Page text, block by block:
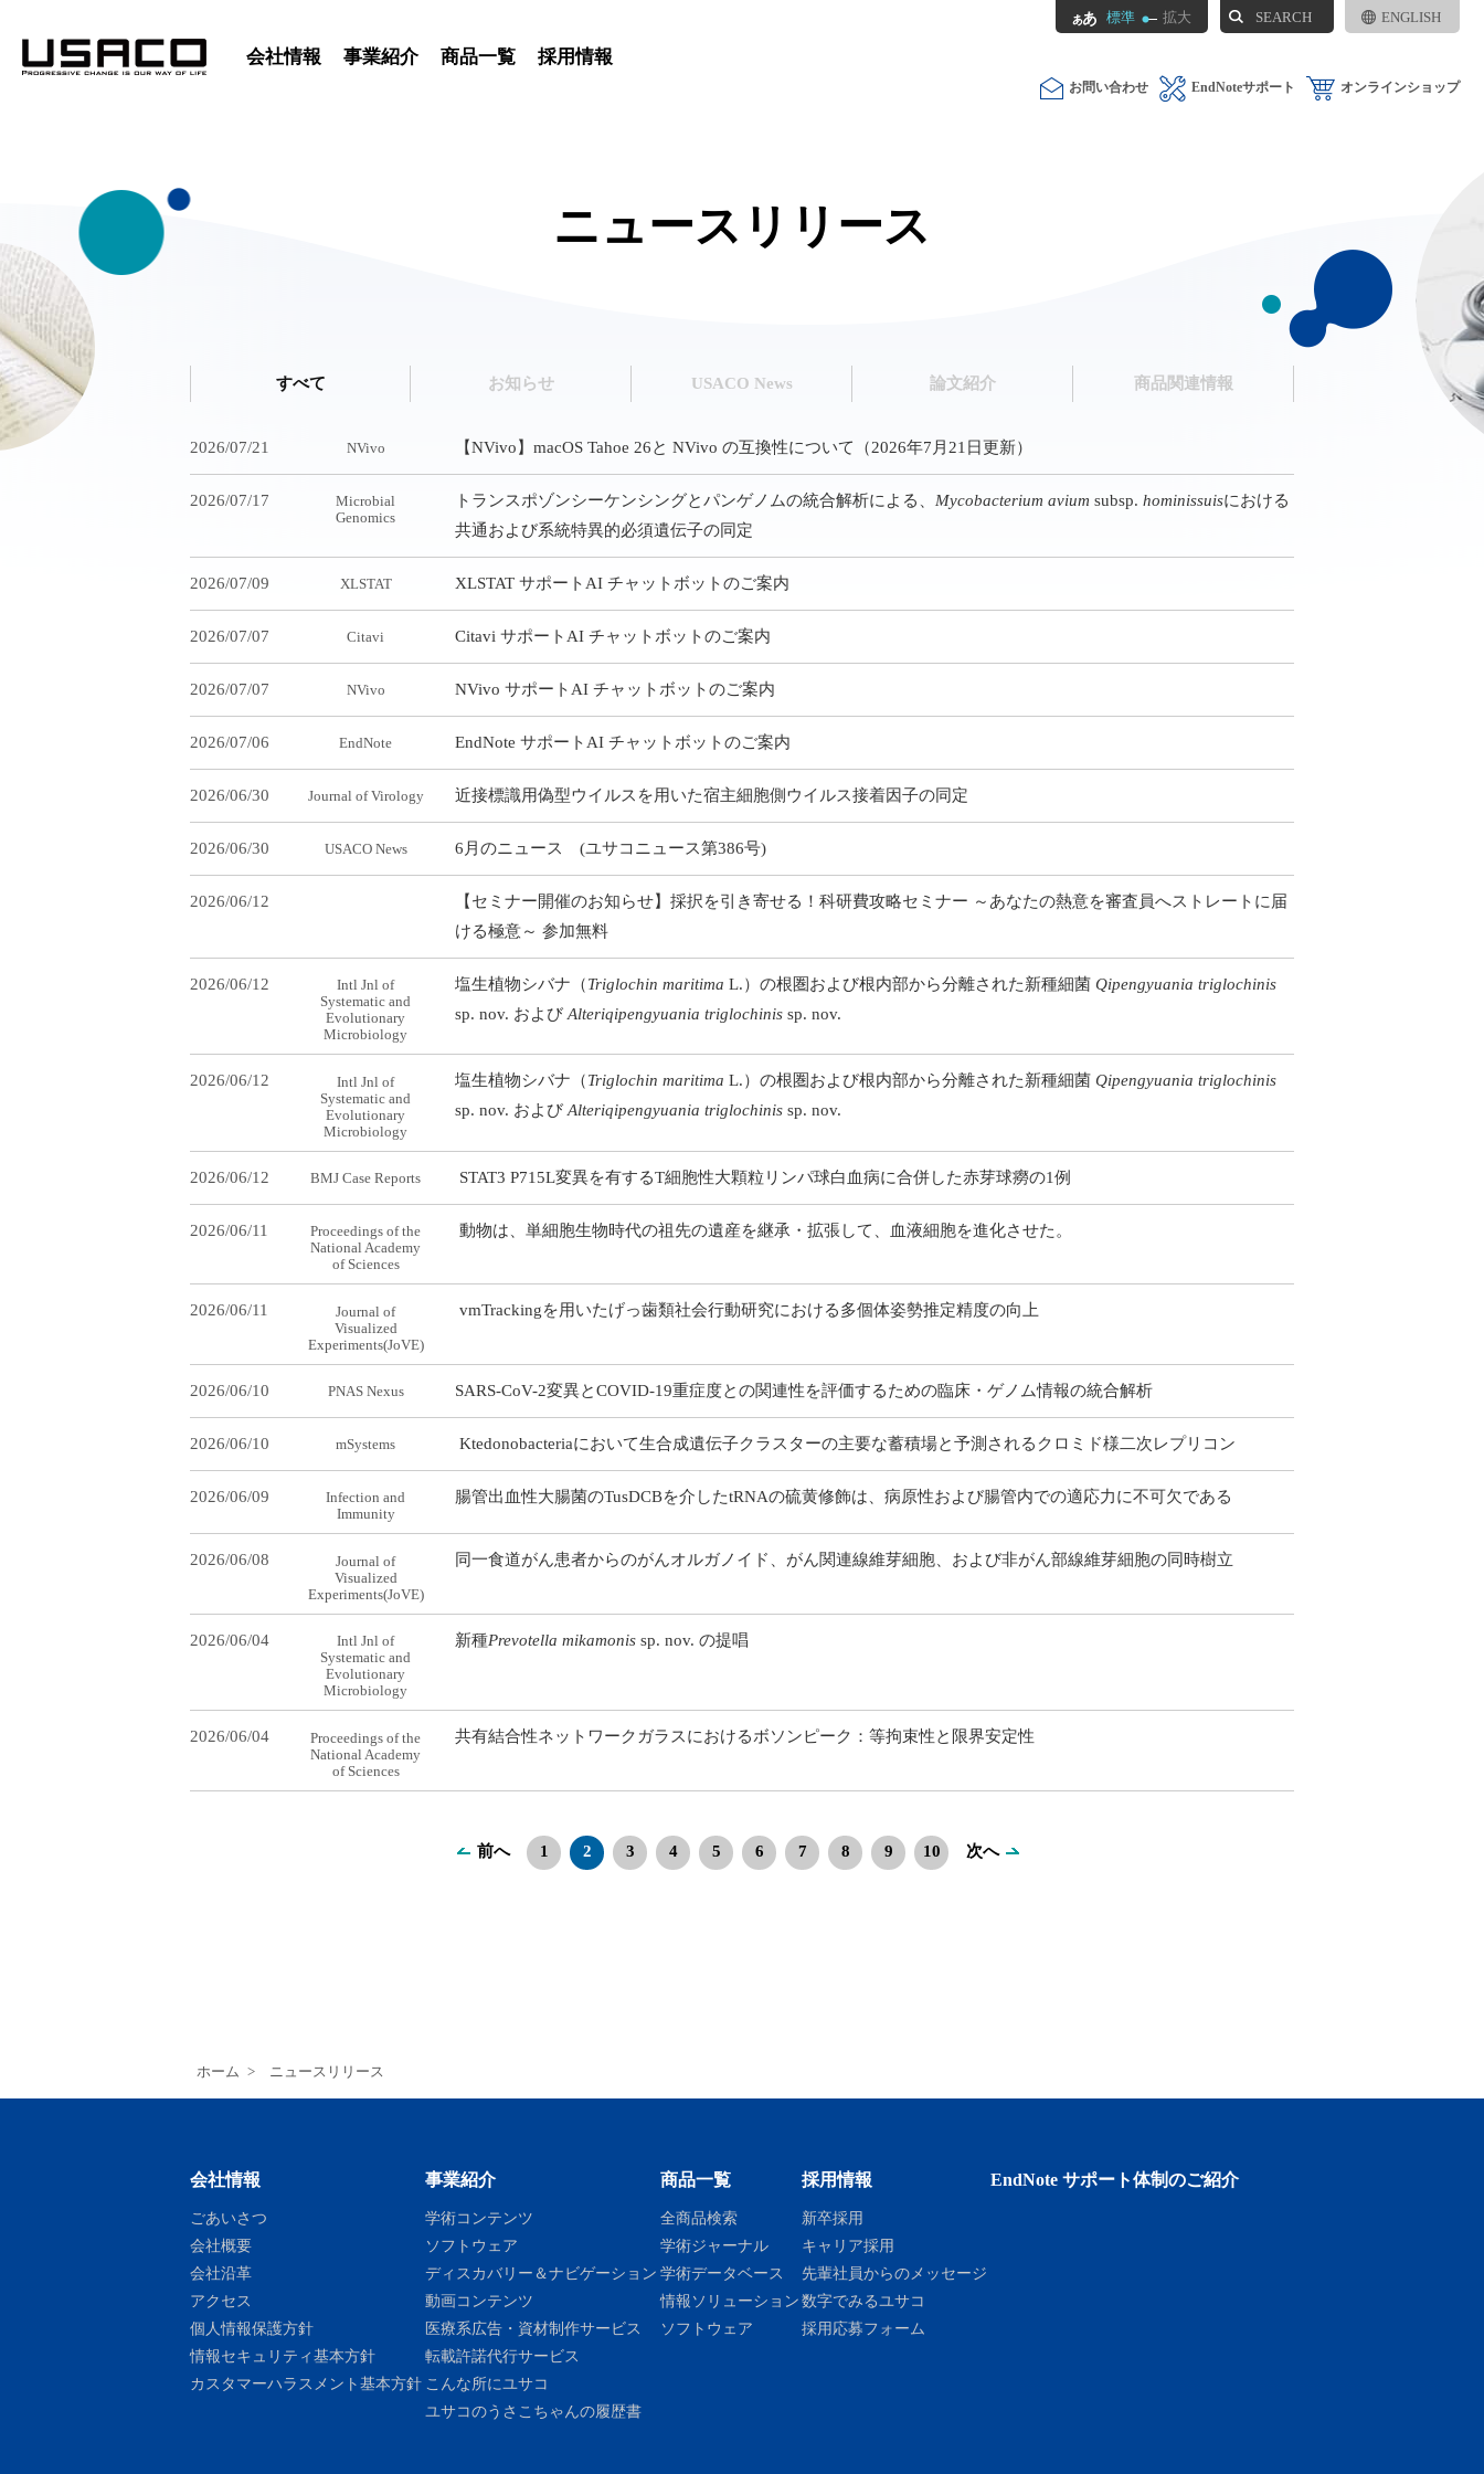
ENGLISH
SEARCH
標準 拡大
会社情報 事業紹介 商品一覧 採用情報
お問い合わせ EndNoteサポート オンラインショップ
ニュースリリース
すべて お知らせ USACO News 論文紹介 商品関連情報
2026/07/21 NVivo 【NVivo】macOS Tahoe 26と NVivo の互換性について（2026年7月21日更新）
2026/07/17
Microbial
Genomics
トランスポゾンシーケンシングとパンゲノムの統合解析による、 Mycobacterium avium subsp. hominissuisにおける
共通および系統特異的必須遺伝子の同定
2026/07/09 XLSTAT XLSTAT サポートAI チャットボットのご案内
2026/07/07 Citavi Citavi サポートAI チャットボットのご案内
2026/07/07 NVivo NVivo サポートAI チャットボットのご案内
2026/07/06 EndNote EndNote サポートAI チャットボットのご案内
2026/06/30 Journal of Virology 近接標識用偽型ウイルスを用いた宿主細胞側ウイルス接着因子の同定
2026/06/30 USACO News 6月のニュース (ユサコニュース第386号)
2026/06/12
【セミナー開催のお知らせ】採択を引き寄せる！科研費攻略セミナー ～あなたの熱意を審査員へストレートに届
ける極意～ 参加無料
2026/06/12
Intl Jnl of
Systematic and
Evolutionary
Microbiology
塩生植物シバナ（Triglochin maritima L.）の根圏および根内部から分離された新種細菌 Qipengyuania triglochinis
sp. nov. および Alteriqipengyuania triglochinis sp. nov.
2026/06/12
Intl Jnl of
Systematic and
Evolutionary
Microbiology
塩生植物シバナ（Triglochin maritima L.）の根圏および根内部から分離された新種細菌 Qipengyuania triglochinis
sp. nov. および Alteriqipengyuania triglochinis sp. nov.
2026/06/12 BMJ Case Reports STAT3 P715L変異を有するT細胞性大顆粒リンパ球白血病に合併した赤芽球癆の1例
2026/06/11
Proceedings of the
National Academy
of Sciences
動物は、単細胞生物時代の祖先の遺産を継承・拡張して、血液細胞を進化させた。
2026/06/11
Journal of
Visualized
Experiments(JoVE)
vmTrackingを用いたげっ歯類社会行動研究における多個体姿勢推定精度の向上
2026/06/10 PNAS Nexus SARS-CoV-2変異とCOVID-19重症度との関連性を評価するための臨床・ゲノム情報の統合解析
2026/06/10 mSystems Ktedonobacteriaにおいて生合成遺伝子クラスターの主要な蓄積場と予測されるクロミド様二次レプリコン
2026/06/09
Infection and
Immunity
腸管出血性大腸菌のTusDCBを介したtRNAの硫黄修飾は、病原性および腸管内での適応力に不可欠である
2026/06/08
Journal of
Visualized
Experiments(JoVE)
同一食道がん患者からのがんオルガノイド、がん関連線維芽細胞、および非がん部線維芽細胞の同時樹立
2026/06/04
Intl Jnl of
Systematic and
Evolutionary
Microbiology
新種Prevotella mikamonis sp. nov. の提唱
2026/06/04
Proceedings of the
National Academy
of Sciences
共有結合性ネットワークガラスにおけるボソンピーク：等拘束性と限界安定性
前へ 1 2 3 4 5 6 7 8 9 10 次へ
ホーム > ニュースリリース
会社情報
ごあいさつ
会社概要
会社沿革
アクセス
個人情報保護方針
情報セキュリティ基本方針
カスタマーハラスメント基本方針
事業紹介
学術コンテンツ
ソフトウェア
ディスカバリー＆ナビゲーション
動画コンテンツ
医療系広告・資材制作サービス
転載許諾代行サービス
こんな所にユサコ
ユサコのうさこちゃんの履歴書
商品一覧
全商品検索
学術ジャーナル
学術データベース
情報ソリューション
ソフトウェア
採用情報
新卒採用
キャリア採用
先輩社員からのメッセージ
数字でみるユサコ
採用応募フォーム
EndNote サポート体制のご紹介